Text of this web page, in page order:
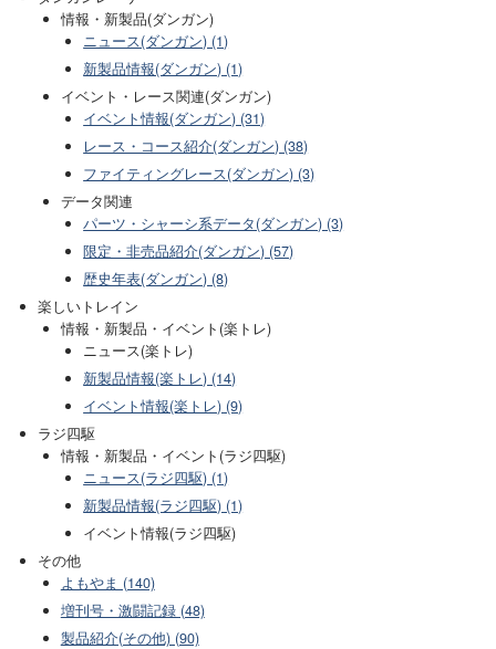
情報・新製品(ダンガン)
ニュース(ダンガン) (1)
新製品情報(ダンガン) (1)
イベント・レース関連(ダンガン)
イベント情報(ダンガン) (31)
レース・コース紹介(ダンガン) (38)
ファイティングレース(ダンガン) (3)
データ関連
パーツ・シャーシ系データ(ダンガン) (3)
限定・非売品紹介(ダンガン) (57)
歴史年表(ダンガン) (8)
楽しいトレイン
情報・新製品・イベント(楽トレ)
ニュース(楽トレ)
新製品情報(楽トレ) (14)
イベント情報(楽トレ) (9)
ラジ四駆
情報・新製品・イベント(ラジ四駆)
ニュース(ラジ四駆) (1)
新製品情報(ラジ四駆) (1)
イベント情報(ラジ四駆)
その他
よもやま (140)
増刊号・激闘記録 (48)
製品紹介(その他) (90)